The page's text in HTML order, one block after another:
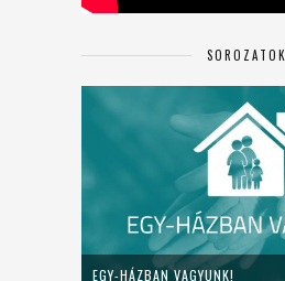
SOROZATOK
EGY-HÁZBAN VAGYUNK!